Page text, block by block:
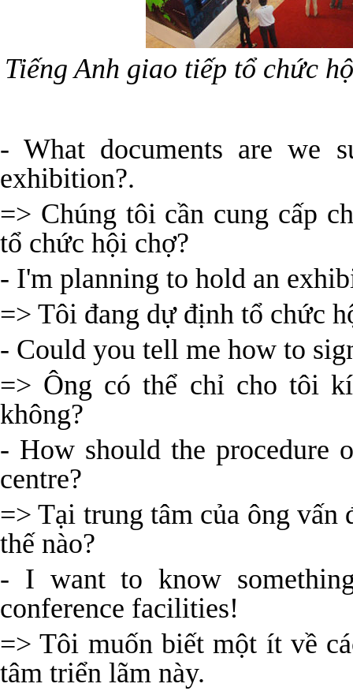
Tiếng Anh giao tiếp tổ chức
- What documents are we
exhibition?.
=> Chúng tôi cần cung cấp
tổ chức hội chợ?
- I'm planning to hold an
=> Tôi đang dự định tổ chức
- Could you tell me how to
=> Ông có thể chỉ cho tôi
không?
- How should the procedure
centre?
=> Tại trung tâm của ông
thế nào?
- I want to know
conference facilities!
=> Tôi muốn biết một ít về
tâm triển lãm này.